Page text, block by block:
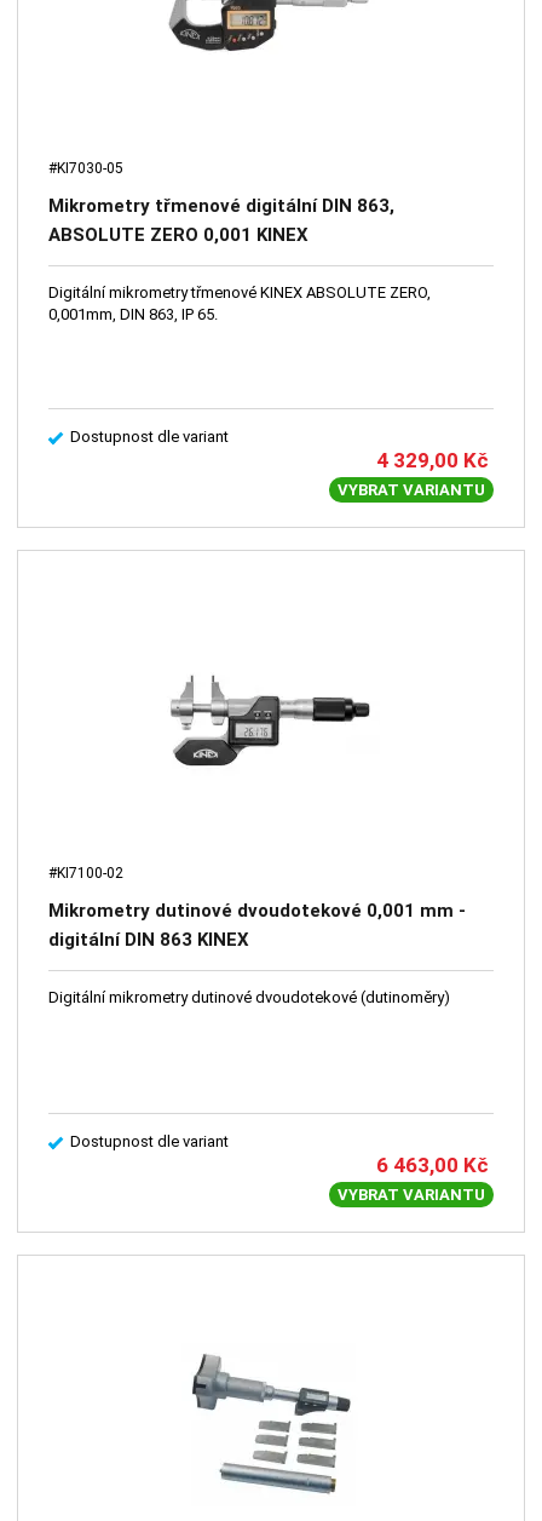
#KI7030-05
Mikrometry třmenové digitální DIN 863,
ABSOLUTE ZERO 0,001 KINEX
Digitální mikrometry třmenové KINEX ABSOLUTE ZERO,
0,001mm, DIN 863, IP 65.
Dostupnost dle variant
4 329,00 Kč
VYBRAT VARIANTU
#KI7100-02
Mikrometry dutinové dvoudotekové 0,001 mm -
digitální DIN 863 KINEX
Digitální mikrometry dutinové dvoudotekové (dutinoměry)
Dostupnost dle variant
6 463,00 Kč
VYBRAT VARIANTU